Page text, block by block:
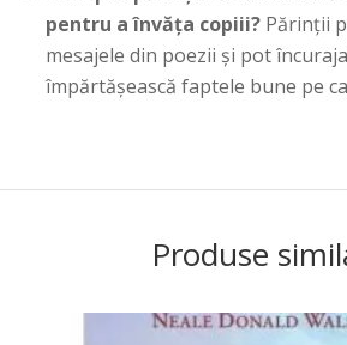
pentru a învăța copiii? Părinții
mesajele din poezii și pot
împărtășească faptele bune pe
Produse